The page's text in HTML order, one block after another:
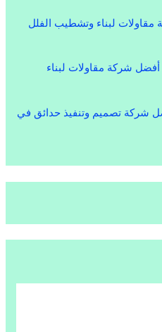
لبناء وتشطيب الفلل
أفضل شركة مقاولات لبناء
شركة تصميم وتنفيذ حدائق في